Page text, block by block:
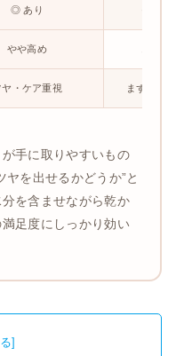
◎ あり
やや高め
ヤ・ケア重視 まず試し
手に取りやすいもの
ヤを出せるかどうか”と
を含ませながら乾か
足度にしっかり効い